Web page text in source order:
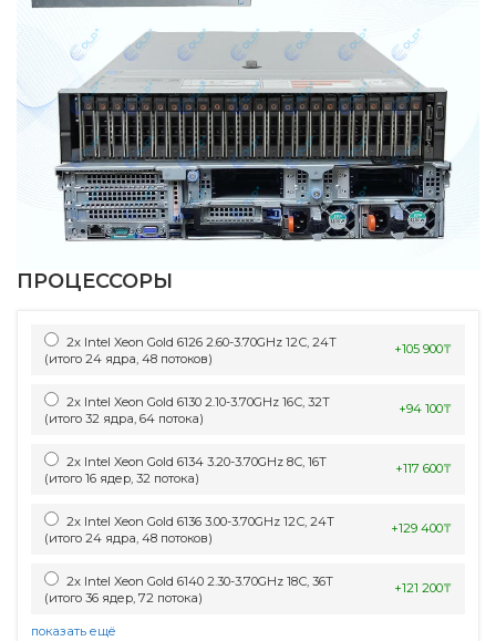
ПРОЦЕССОРЫ
2x Intel Xeon Gold 6126 2.60-3.70GHz 12С, 24Т
(итого 24 ядра, 48 потоков)
+105 900₸
2x Intel Xeon Gold 6130 2.10-3.70GHz 16С, 32Т
(итого 32 ядра, 64 потока)
+94 100₸
2x Intel Xeon Gold 6134 3.20-3.70GHz 8С, 16Т
(итого 16 ядер, 32 потока)
+117 600₸
2x Intel Xeon Gold 6136 3.00-3.70GHz 12С, 24Т
(итого 24 ядра, 48 потоков)
+129 400₸
2x Intel Xeon Gold 6140 2.30-3.70GHz 18С, 36Т
(итого 36 ядер, 72 потока)
+121 200₸
показать ещё